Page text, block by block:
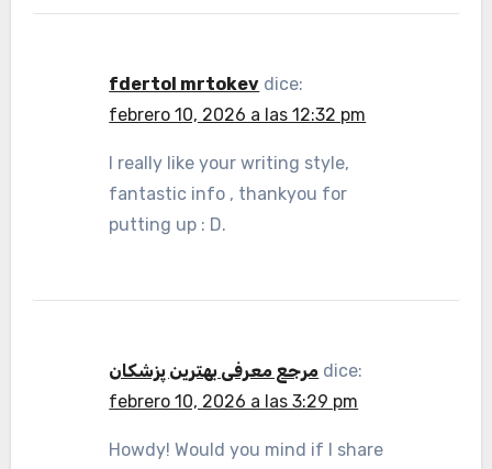
fdertol mrtokev dice:
febrero 10, 2026 a las 12:32 pm
I really like your writing style,
fantastic info , thankyou for
putting up : D.
مرجع معرفی بهترین پزشکان dice:
febrero 10, 2026 a las 3:29 pm
Howdy! Would you mind if I share